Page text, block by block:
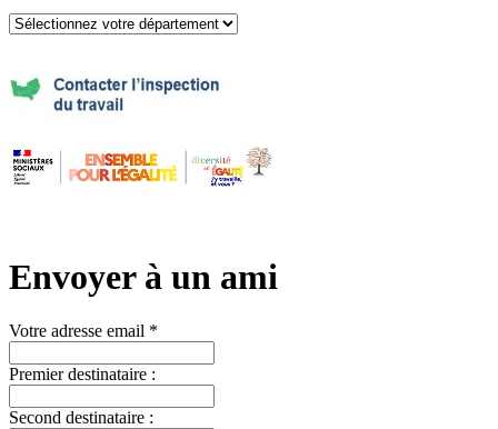
Envoyer à un ami
Votre adresse email *
Premier destinataire :
Second destinataire :